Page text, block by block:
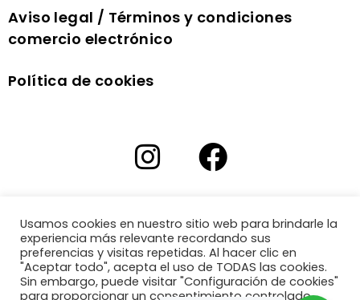
Aviso legal / Términos y condiciones
comercio electrónico
Política de cookies
Usamos cookies en nuestro sitio web para brindarle la
experiencia más relevante recordando sus
preferencias y visitas repetidas. Al hacer clic en
"Aceptar todo", acepta el uso de TODAS las cookies.
Sin embargo, puede visitar "Configuración de cookies"
para proporcionar un consentimiento controlado.